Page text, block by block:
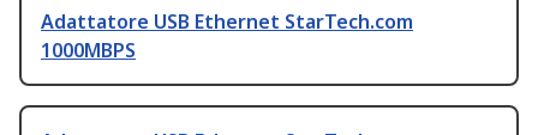
Adattatore USB Ethernet StarTech.com
1000MBPS